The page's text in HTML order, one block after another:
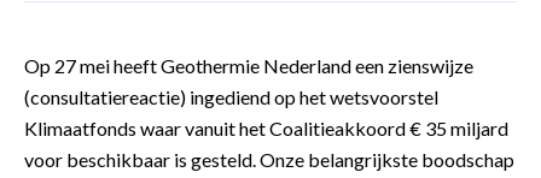
Op 27 mei heeft Geothermie Nederland een zienswijze
(consultatiereactie) ingediend op het wetsvoorstel
Klimaatfonds waar vanuit het Coalitieakkoord € 35 miljard
voor beschikbaar is gesteld. Onze belangrijkste boodschap